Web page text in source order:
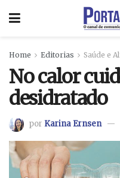
Home Editorias Saúde e
No calor
desidratado
por Karina Ernsen